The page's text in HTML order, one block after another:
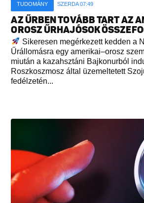
TUDOMÁNY SZERDA 07:49
AZ ŰRBEN TOVÁBB TART AZ
OROSZ ŰRHAJÓSOK
Sikeresen megérkezett kedden a
Űrállomásra egy amerikai–orosz
miután a kazahsztáni Bajkonurból
Roszkoszmosz által üzemeltetett
fedélzetén...